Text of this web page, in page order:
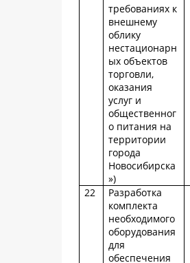
требованиях к
внешнему
облику
нестационарн
ых объектов
торговли,
оказания
услуг и
общественног
о питания на
территории
города
Новосибирска
»)
22
Разработка
комплекта
необходимого
оборудования
для
обеспечения